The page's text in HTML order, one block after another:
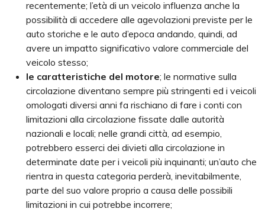
recentemente; l’età di un veicolo influenza anche la
possibilità di accedere alle agevolazioni previste per le
auto storiche e le auto d’epoca andando, quindi, ad
avere un impatto significativo valore commerciale del
veicolo stesso;
le caratteristiche del motore; le normative sulla
circolazione diventano sempre più stringenti ed i veicoli
omologati diversi anni fa rischiano di fare i conti con
limitazioni alla circolazione fissate dalle autorità
nazionali e locali; nelle grandi città, ad esempio,
potrebbero esserci dei divieti alla circolazione in
determinate date per i veicoli più inquinanti; un’auto che
rientra in questa categoria perderà, inevitabilmente,
parte del suo valore proprio a causa delle possibili
limitazioni in cui potrebbe incorrere;